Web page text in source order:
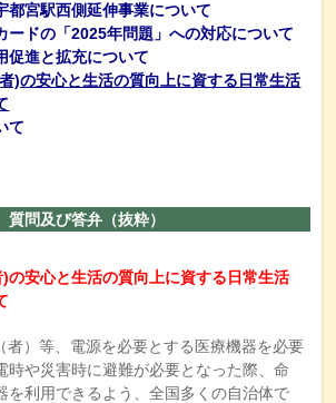
宮駅西側延伸事業について
ドの「2025年問題」への対応について
進と拡充について
)の安心と生活の質向上に資する日常生活
て
質問及び答弁（抜粋）
の安心と生活の質向上に資する日常生活
者）等、電源を必要とする医療機器を必要
時や災害時に避難が必要となった際、命
を利用できるよう、全国多くの自治体で